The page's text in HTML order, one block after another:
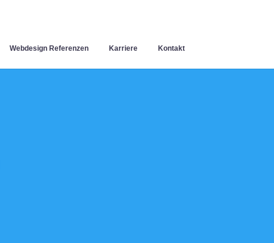
Webdesign Referenzen Karriere Kontakt